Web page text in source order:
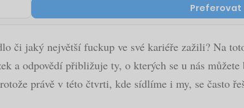
Preferovat
či jaký největší fuckup ve své kariéře zažili? Na
a odpovědí přibližuje ty, o kterých se u nás
právě v této čtvrti, kde sídlíme i my, se často